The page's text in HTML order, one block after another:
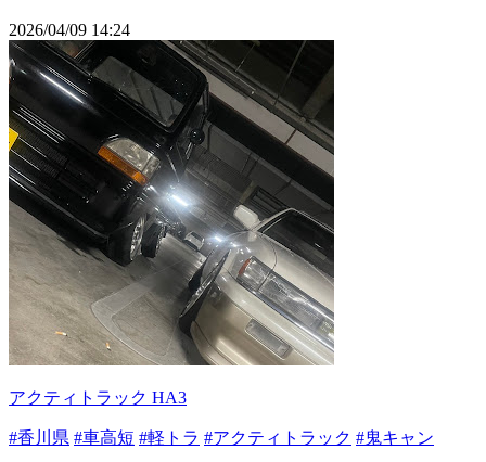
2026/04/09 14:24
アクティトラック HA3
#香川県 #車高短 #軽トラ #アクティトラック #鬼キャン